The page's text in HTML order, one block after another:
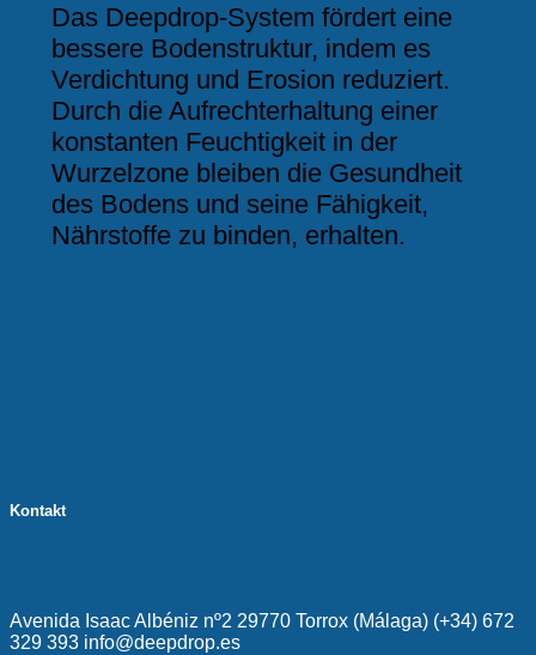
Das Deepdrop-System fördert eine
bessere Bodenstruktur, indem es
Verdichtung und Erosion reduziert.
Durch die Aufrechterhaltung einer
konstanten Feuchtigkeit in der
Wurzelzone bleiben die Gesundheit
des Bodens und seine Fähigkeit,
Nährstoffe zu binden, erhalten.
Kontakt
Avenida Isaac Albéniz nº2 29770 Torrox (Málaga) (+34) 672
329 393 info@deepdrop.es